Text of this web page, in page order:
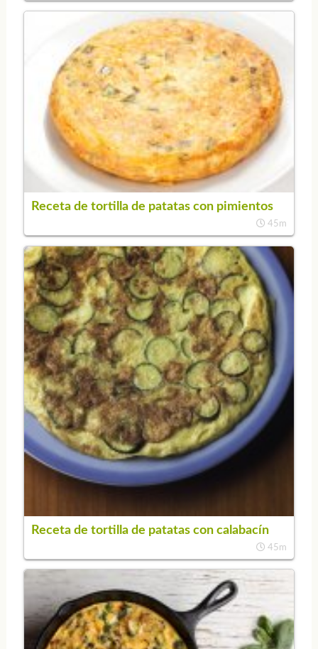
Receta de tortilla de patatas con pimientos
45m
Receta de tortilla de patatas con calabacín
45m